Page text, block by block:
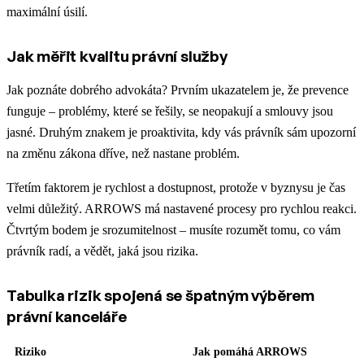
maximální úsilí.
Jak měřit kvalitu právní služby
Jak poznáte dobrého advokáta? Prvním ukazatelem je, že prevence
funguje – problémy, které se řešily, se neopakují a smlouvy jsou
jasné. Druhým znakem je proaktivita, kdy vás právník sám upozorní
na změnu zákona dříve, než nastane problém.
Třetím faktorem je rychlost a dostupnost, protože v byznysu je čas
velmi důležitý. ARROWS má nastavené procesy pro rychlou reakci.
Čtvrtým bodem je srozumitelnost – musíte rozumět tomu, co vám
právník radí, a vědět, jaká jsou rizika.
Tabulka rizik spojená se špatným výběrem
právní kanceláře
Riziko Jak pomáhá ARROWS